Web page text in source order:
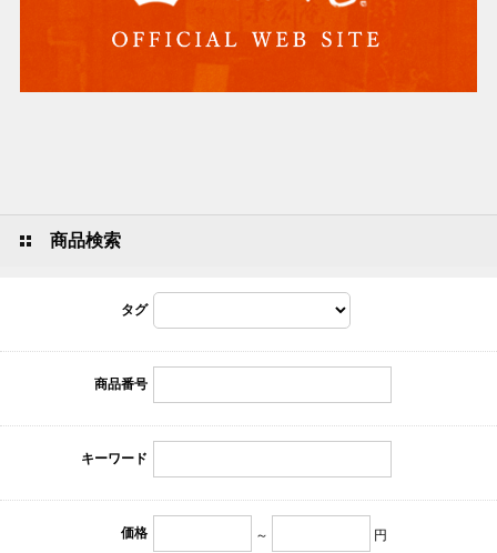
商品検索
タグ
商品番号
キーワード
価格 ～ 円